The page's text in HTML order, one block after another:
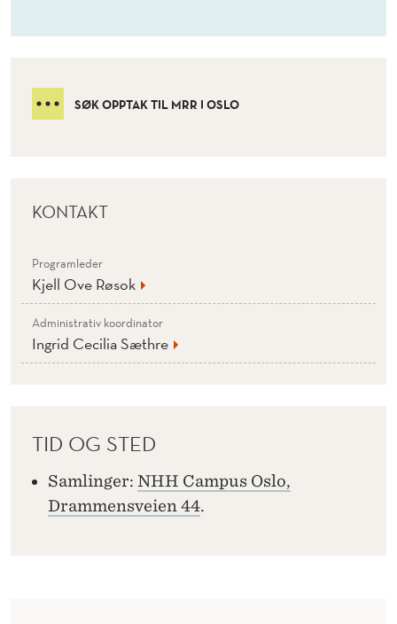
SØK OPPTAK TIL MRR I OSLO
KONTAKT
Programleder
Kjell Ove Røsok
Administrativ koordinator
Ingrid Cecilia Sæthre
TID OG STED
Samlinger: NHH Campus Oslo,
Drammensveien 44.